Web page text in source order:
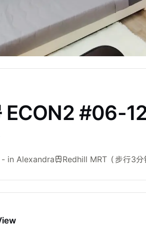
ECON2 #06-
in Alexandra Redhill MRT （步行3